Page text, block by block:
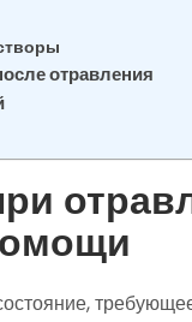
отравления